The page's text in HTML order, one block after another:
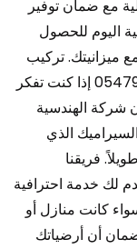
مع ضمان توفير
اليوم للحصول
ميزانيتك. تركيب
سيراميك للأرضيات في رأس الخيمة 0547971907 إذا كنت تفكر
شركة الهندسية
الذي
فريقنا
لك خدمة احترافية
كانت منازل أو
أن أرضياتك